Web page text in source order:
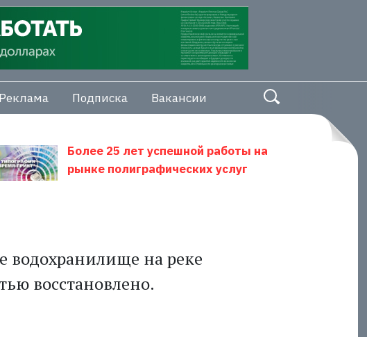
Реклама Подписка Вакансии
Более 25 лет успешной работы на
рынке полиграфических услуг
водохранилище на реке
восстановлено.